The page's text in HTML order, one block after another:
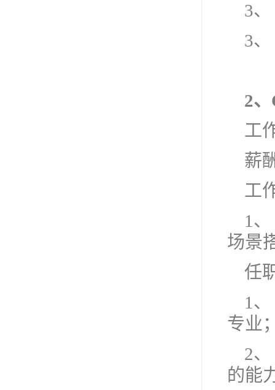
3
3
2
工
薪
工
1
场景
任
1
专业
2
的能